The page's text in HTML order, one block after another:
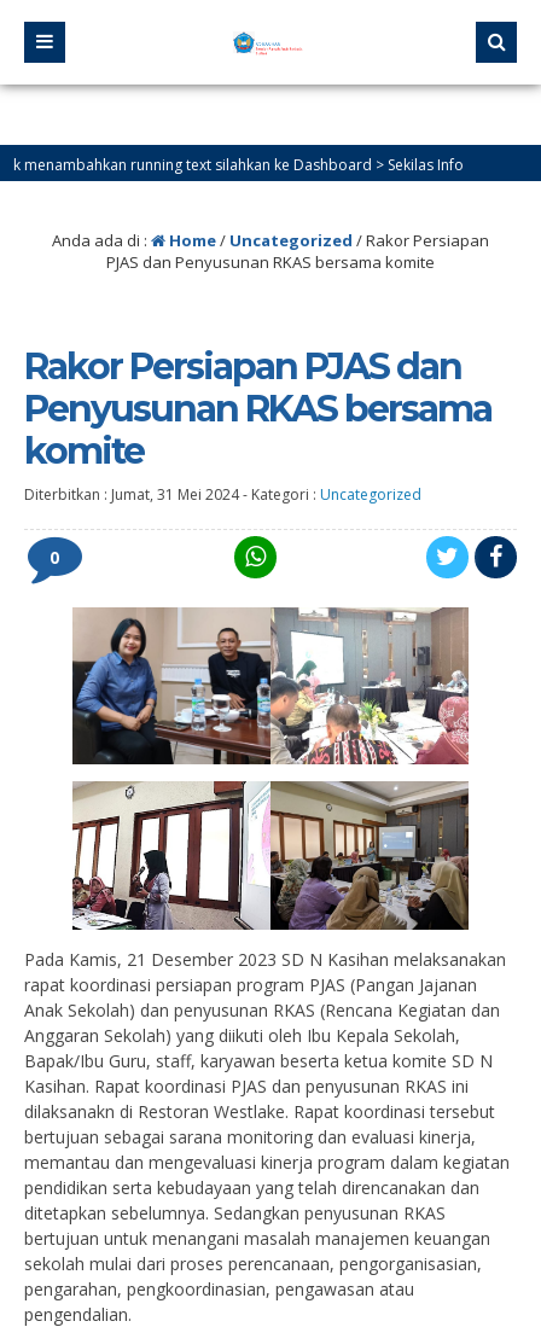
running text silahkan ke Dashboard > Sekilas Info
Anda ada di : Home/ Uncategorized /Rakor Persiapan
PJAS dan Penyusunan RKAS bersama komite
Rakor Persiapan PJAS dan
Penyusunan RKAS bersama
komite
Diterbitkan : Jumat, 31 Mei 2024- Kategori : Uncategorized
0
Pada Kamis, 21 Desember 2023 SD N Kasihan melaksanakan
rapat koordinasi persiapan program PJAS (Pangan Jajanan
Anak Sekolah) dan penyusunan RKAS (Rencana Kegiatan dan
Anggaran Sekolah) yang diikuti oleh Ibu Kepala Sekolah,
Bapak/Ibu Guru, staff, karyawan beserta ketua komite SD N
Kasihan. Rapat koordinasi PJAS dan penyusunan RKAS ini
dilaksanakn di Restoran Westlake. Rapat koordinasi tersebut
bertujuan sebagai sarana monitoring dan evaluasi kinerja,
memantau dan mengevaluasi kinerja program dalam kegiatan
pendidikan serta kebudayaan yang telah direncanakan dan
ditetapkan sebelumnya. Sedangkan penyusunan RKAS
bertujuan untuk menangani masalah manajemen keuangan
sekolah mulai dari proses perencanaan, pengorganisasian,
pengarahan, pengkoordinasian, pengawasan atau
pengendalian.